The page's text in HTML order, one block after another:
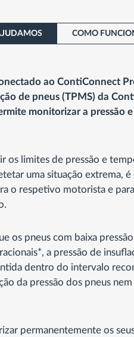
COMO
ao ContiConnect
de pneus (TPMS) da
monitorizar a pressão
os limites de pressão e
uma situação extrema,
o respetivo motorista e
os pneus com baixa
a pressão de
dentro do intervalo
da pressão dos pneus
permanentemente os